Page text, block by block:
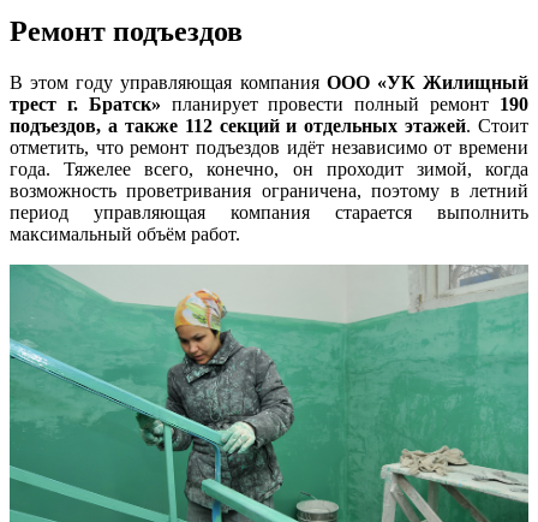
Ремонт подъездов
В этом году управляющая компания ООО «УК Жилищный
трест г. Братск» планирует провести полный ремонт 190
подъездов, а также 112 секций и отдельных этажей. Стоит
отметить, что ремонт подъездов идёт независимо от времени
года. Тяжелее всего, конечно, он проходит зимой, когда
возможность проветривания ограничена, поэтому в летний
период управляющая компания старается выполнить
максимальный объём работ.